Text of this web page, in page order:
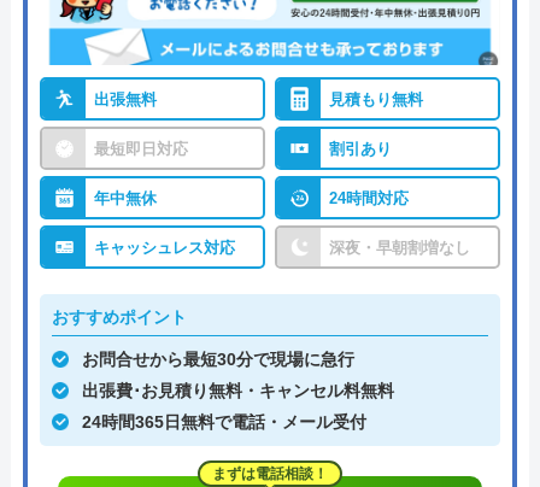
出張無料 見積もり無料
最短即日対応 割引あり
年中無休 24時間対応
キャッシュレス対応 深夜・早朝割増なし
おすすめポイント
お問合せから最短30分で現場に急行
出張費･お見積り無料・キャンセル料無料
24時間365日無料で電話・メール受付
まずは電話相談！